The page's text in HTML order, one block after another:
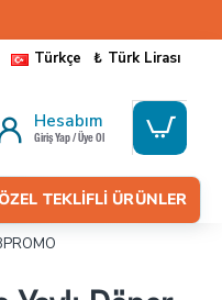
Türkçe ₺ Türk Lirası
Hesabım
Giriş Yap / Üye Ol
TEKLIFLI ÜRÜNLER